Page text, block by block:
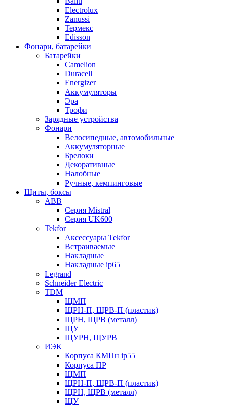
Electrolux
Zanussi
Термекс
Edisson
Фонари, батарейки
Батарейки
Camelion
Duracell
Energizer
Аккумуляторы
Эра
Трофи
Зарядные устройства
Фонари
Велосипедные, автомобильные
Аккумуляторные
Брелоки
Декоративные
Налобные
Ручные, кемпинговые
Щиты, боксы
ABB
Серия Mistral
Серия UK600
Tekfor
Аксессуары Tekfor
Встраиваемые
Накладные
Накладные ip65
Legrand
Schneider Electric
TDM
ЩМП
ЩРН-П, ЩРВ-П (пластик)
ЩРН, ЩРВ (металл)
ЩУ
ЩУРН, ЩУРВ
ИЭК
Корпуса КМПн ip55
Корпуса ПР
ЩМП
ЩРН-П, ЩРВ-П (пластик)
ЩРН, ЩРВ (металл)
ЩУ